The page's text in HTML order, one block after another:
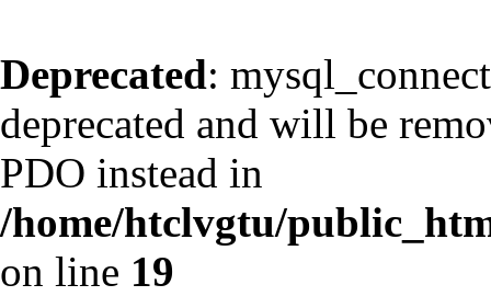
Deprecated:
deprecated and will be
PDO instead in
/home/htclvgtu/
on line 19